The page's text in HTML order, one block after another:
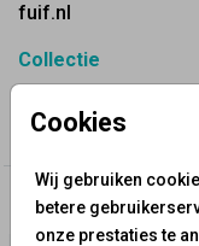
Cookies
Wij gebruiken
betere
onze prestaties te
fuif.nl
Collectie
Huwelijk - Fuif
✨ Deze